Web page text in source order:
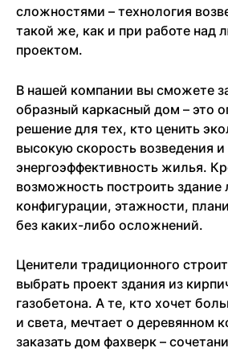
сложностями – технология
такой же, как и при работе над
проектом.
В нашей компании вы сможете
образный каркасный дом – это
решение для тех, кто ценить
высокую скорость возведения и
энергоэффективность жилья.
возможность построить здание
конфигурации, этажности,
без каких-либо осложнений.
Ценители традиционного
выбрать проект здания из
газобетона. А те, кто хочет
и света, мечтает о деревянном
заказать дом фахверк –